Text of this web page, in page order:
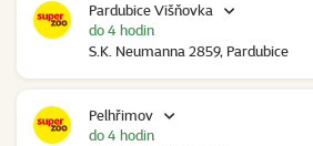
Pardubice Višňovka
S.K. Neumanna 2859, Pardubice
do 4 hodin
Pelhřimov
do 4 hodin